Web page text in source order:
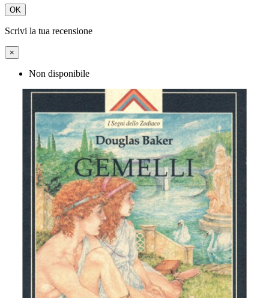
OK
Scrivi la tua recensione
×
Non disponibile